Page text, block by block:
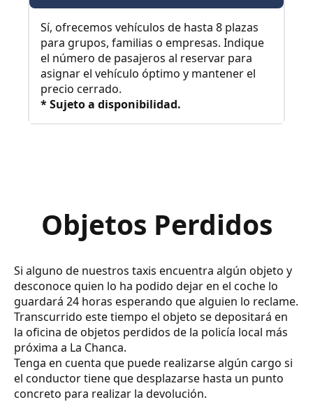
Sí, ofrecemos vehículos de hasta 8 plazas
para grupos, familias o empresas. Indique
el número de pasajeros al reservar para
asignar el vehículo óptimo y mantener el
precio cerrado.
* Sujeto a disponibilidad.
Objetos Perdidos
Si alguno de nuestros taxis encuentra algún objeto y
desconoce quien lo ha podido dejar en el coche lo
guardará 24 horas esperando que alguien lo reclame.
Transcurrido este tiempo el objeto se depositará en
la oficina de objetos perdidos de la policía local más
próxima a La Chanca.
Tenga en cuenta que puede realizarse algún cargo si
el conductor tiene que desplazarse hasta un punto
concreto para realizar la devolución.